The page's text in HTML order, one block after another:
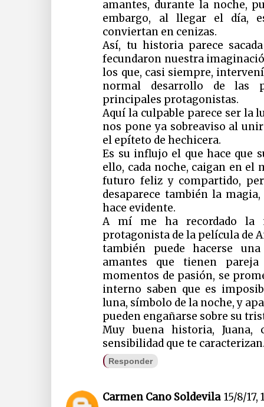
amantes, durante la noche,
embargo, al llegar el día,
conviertan en cenizas.
Así, tu historia parece
fecundaron nuestra
los que, casi siempre,
normal desarrollo de las
principales protagonistas.
Aquí la culpable parece ser la
nos pone ya sobreaviso al
el epíteto de hechicera.
Es su influjo el que hace que
ello, cada noche, caigan en
futuro feliz y compartido,
desaparece también la
hace evidente.
A mí me ha recordado la
protagonista de la película de
también puede hacerse
amantes que tienen
momentos de pasión, se
interno saben que es
luna, símbolo de la noche, y
pueden engañarse sobre su
Muy buena historia,
sensibilidad que te
Responder
Carmen Cano Soldevila 15/8/17,